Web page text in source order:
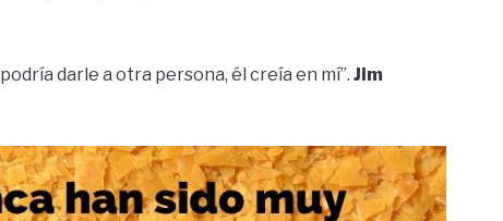
darle a otra persona, él creía en mí”. Jim